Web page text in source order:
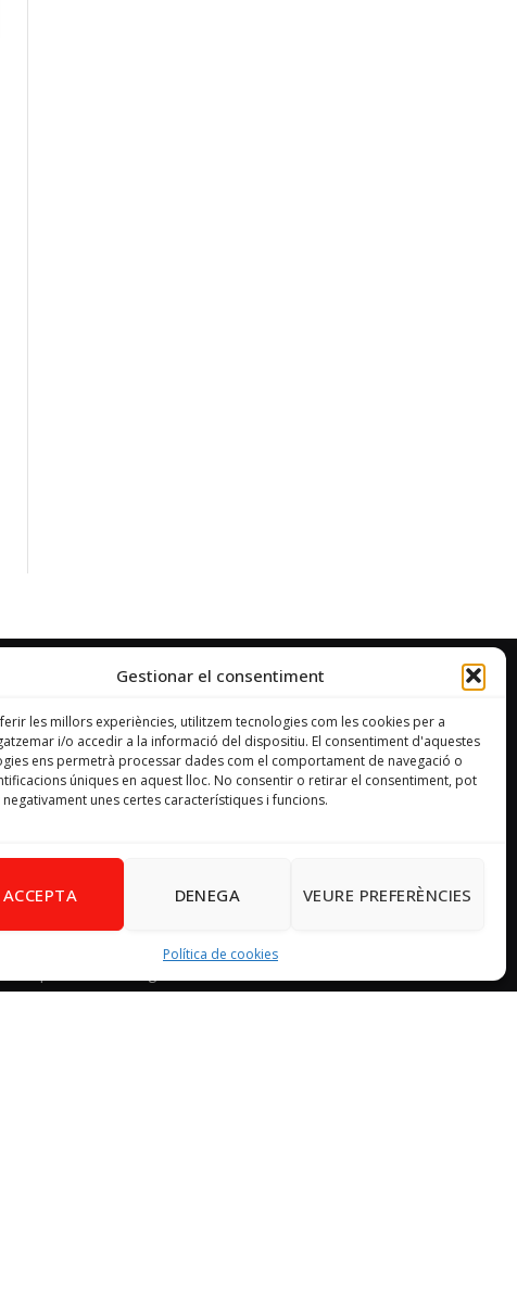
Gestionar el consentiment
les millors experiències, utilitzem tecnologies com les cookies per a
i/o accedir a la informació del dispositiu. El consentiment d'aquestes
ens permetrà processar dades com el comportament de navegació o
úniques en aquest lloc. No consentir o retirar el consentiment, pot
unes certes característiques i funcions.
ACCEPTA DENEGA VEURE PREFERÈNCIES
Política de cookies
CONTACTE
Adreça
Sant Francesc, 18, 1er
672 63 14 02